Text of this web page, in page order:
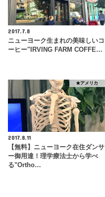
2017.7.8
ニューヨーク生まれの美味しいコ
ーヒー"IRVING FARM COFFE…
★アメリカ
2017.8.11
【無料】ニューヨーク在住ダンサ
ー御用達！理学療法士から学べ
る"Ortho…